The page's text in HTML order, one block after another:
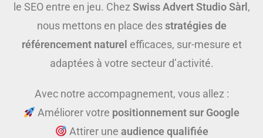
le SEO entre en jeu. Chez Swiss Advert Studio Sàrl ,
nous mettons en place desstratégies de
référencement naturel efficaces, sur-mesure et
adaptées à votre secteur d’activité.
Avec notre accompagnement, vous allez :
Améliorer votre positionnement sur Google
Attirer une audience qualifiée